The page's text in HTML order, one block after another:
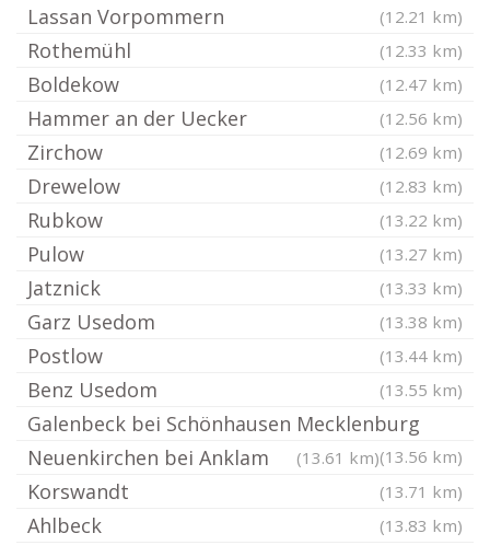
Lassan Vorpommern (12.21 km)
Rothemühl (12.33 km)
Boldekow (12.47 km)
Hammer an der Uecker (12.56 km)
Zirchow (12.69 km)
Drewelow (12.83 km)
Rubkow (13.22 km)
Pulow (13.27 km)
Jatznick (13.33 km)
Garz Usedom (13.38 km)
Postlow (13.44 km)
Benz Usedom (13.55 km)
Galenbeck bei Schönhausen Mecklenburg
(13.56 km)
Neuenkirchen bei Anklam (13.61 km)
Korswandt (13.71 km)
Ahlbeck (13.83 km)